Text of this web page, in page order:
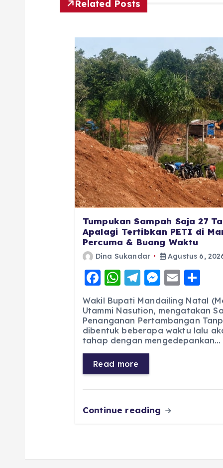
Related Posts
Tumpukan Sampah Saja 27
Apalagi Tertibkan PETI di
Percuma & Buang Waktu
Dina Sukandar Agustus 6,
F
a
c
e
b
o
o
k
W
h
a
ts
A
p
p
T
el
e
g
r
a
m
M
e
ss
e
n
E
m
ai
l
h
a
re
Wakil Bupati Mandailing Natal
Utammi Nasution, mengatakan
Penanganan Pertambangan
dibentuk beberapa waktu lalu
tahap dengan mengedepankan…
Read more
Continue reading